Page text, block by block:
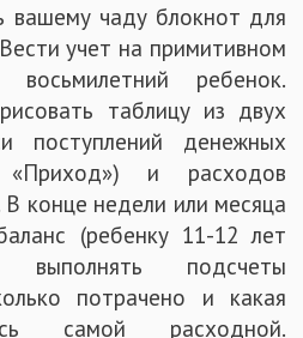
чаду блокнот для
учет на примитивном
ребенок.
таблицу из двух
поступлений денежных
«Приход») и расходов
конце недели или месяца
(ребенку 11-12 лет
подсчеты
потрачено и какая
самой расходной.